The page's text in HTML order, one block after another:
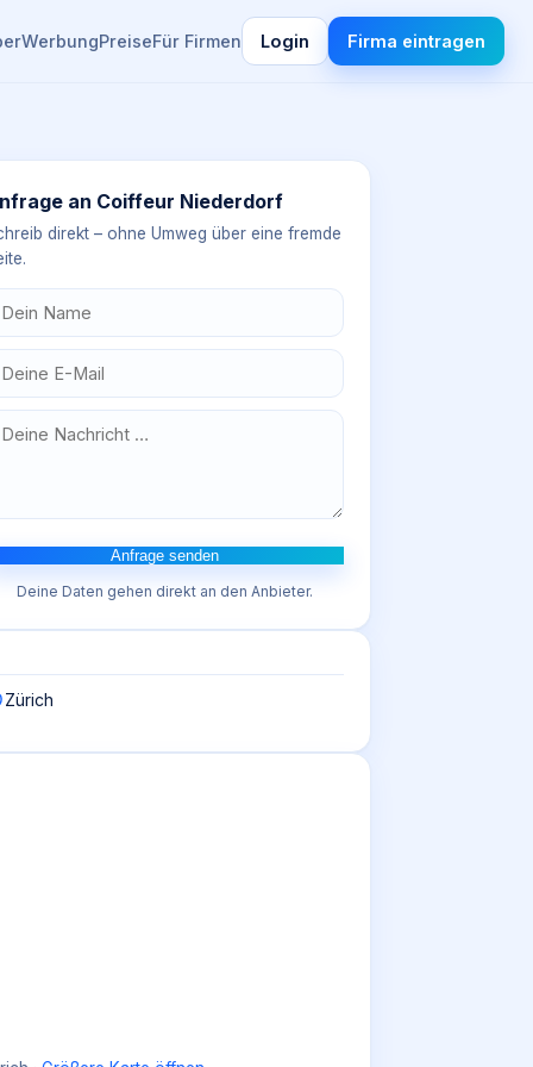
WerbungPreiseFür Firmen Login Firma eintragen
an Coiffeur Niederdorf
direkt – ohne Umweg über eine fremde
Anfrage senden
Deine Daten gehen direkt an den Anbieter.
Zürich